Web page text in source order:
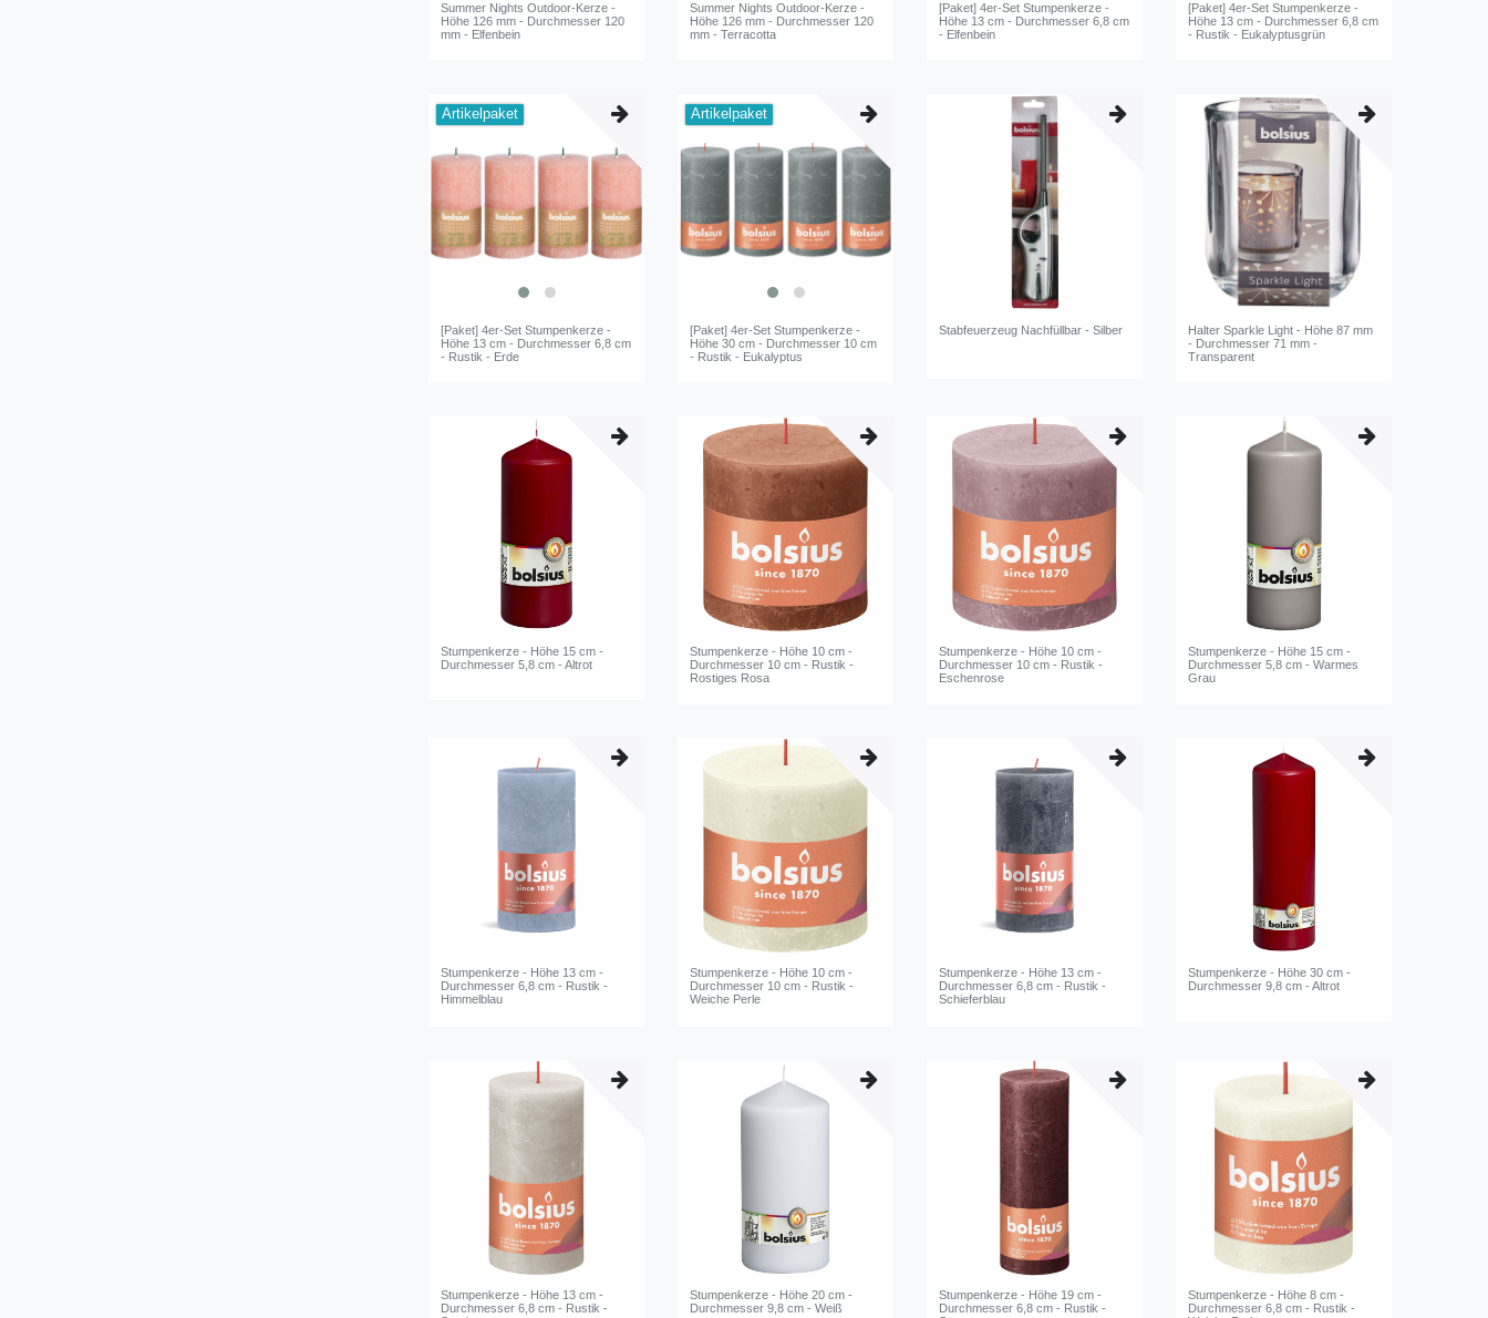
Summer Nights Outdoor-Kerze -
Höhe 126 mm - Durchmesser 120
mm - Elfenbein
Summer Nights Outdoor-Kerze -
Höhe 126 mm - Durchmesser 120
mm - Terracotta
[Paket] 4er-Set Stumpenkerze -
Höhe 13 cm - Durchmesser 6,8 cm
- Elfenbein
[Paket] 4er-Set Stumpenkerze -
Höhe 13 cm - Durchmesser 6,8 cm
- Rustik - Eukalyptusgrün
Artikelpaket
[Paket] 4er-Set Stumpenkerze -
Höhe 13 cm - Durchmesser 6,8 cm
- Rustik - Erde
Artikelpaket
[Paket] 4er-Set Stumpenkerze -
Höhe 30 cm - Durchmesser 10 cm
- Rustik - Eukalyptus
Stabfeuerzeug Nachfüllbar - Silber
Halter Sparkle Light - Höhe 87 mm
- Durchmesser 71 mm -
Transparent
Stumpenkerze - Höhe 15 cm -
Durchmesser 5,8 cm - Altrot
Stumpenkerze - Höhe 10 cm -
Durchmesser 10 cm - Rustik -
Rostiges Rosa
Stumpenkerze - Höhe 10 cm -
Durchmesser 10 cm - Rustik -
Eschenrose
Stumpenkerze - Höhe 15 cm -
Durchmesser 5,8 cm - Warmes
Grau
Stumpenkerze - Höhe 13 cm -
Durchmesser 6,8 cm - Rustik -
Himmelblau
Stumpenkerze - Höhe 10 cm -
Durchmesser 10 cm - Rustik -
Weiche Perle
Stumpenkerze - Höhe 13 cm -
Durchmesser 6,8 cm - Rustik -
Schieferblau
Stumpenkerze - Höhe 30 cm -
Durchmesser 9,8 cm - Altrot
Stumpenkerze - Höhe 13 cm -
Durchmesser 6,8 cm - Rustik -
Stumpenkerze - Höhe 20 cm -
Durchmesser 9,8 cm - Weiß
Stumpenkerze - Höhe 19 cm -
Durchmesser 6,8 cm - Rustik -
Stumpenkerze - Höhe 8 cm -
Durchmesser 6,8 cm - Rustik -